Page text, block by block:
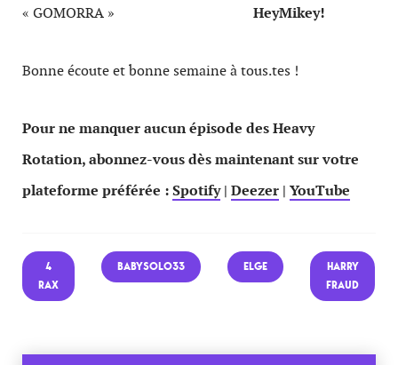
« GOMORRA »
HeyMikey!
Bonne écoute et bonne semaine à tous.tes !
Pour ne manquer aucun épisode des Heavy
Rotation, abonnez-vous dès maintenant sur votre
plateforme préférée :Spotify| Deezer | YouTube
4
RAX
BABYSOLO33 ELGE
HARRY
FRAUD